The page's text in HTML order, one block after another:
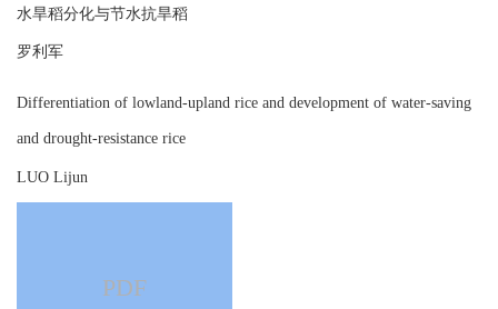
水旱稻分化与节水抗旱稻
罗利军
Differentiation of lowland-upland rice and development of water-saving
and drought-resistance rice
LUO Lijun